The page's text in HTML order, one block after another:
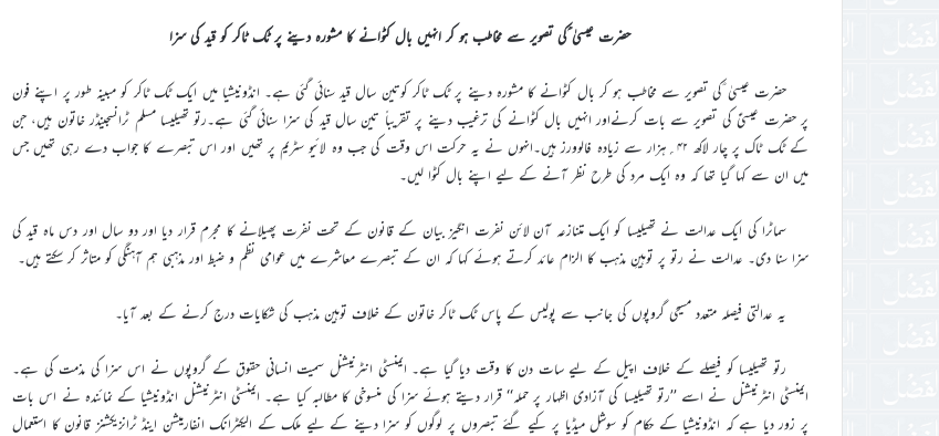
حضرت عیسیٰ ؑکی تصویر سے مخاطب ہو کر انہیں بال کٹوانے کا مشورہ دینے پر ٹک ٹاکر کو قید کی سزا
حضرت عیسیٰ ؑکی تصویر سے مخاطب ہو کر بال کٹوانے کا مشورہ دینے پر ٹک ٹاکر کوتین سال قید سنائی گئی ہے۔ انڈونیشیا میں ایک ٹک ٹاکر کو مبینہ طور پر اپنے فون
پر حضرت عیسیٰؑ کی تصویر سے بات کرنےاور انہیں بال کٹوانے کی ترغیب دینے پر تقریباً تین سال قید کی سزا سنائی گئی ہے۔رتو تھیلیسا مسلم ٹرانسجینڈر خاتون ہیں، جن
کے ٹک ٹاک پر چار لاکھ ۴۲؍ہزار سے زیادہ فالوورز ہیں۔انہوں نے یہ حرکت اس وقت کی جب وہ لائیو سٹریم پر تھیں اور اس تبصرے کا جواب دے رہی تھیں جس
میں ان سے کہا گیا تھا کہ وہ ایک مرد کی طرح نظر آنے کے لیے اپنے بال کٹوا لیں۔
سماٹرا کی ایک عدالت نے تھیلیسا کو ایک متنازعہ آن لائن نفرت انگیز بیان کے قانون کے تحت نفرت پھیلانے کا مجرم قرار دیا اور دو سال اور دس ماہ قید کی
سزا سنا دی۔ عدالت نے رتو پر توہینِ مذہب کا الزام عائد کرتے ہوئے کہا کہ ان کے تبصرے معاشرے میں عوامی نظم و ضبط اور مذہبی ہم آہنگی کو متاثر کر سکتے ہیں۔
یہ عدالتی فیصلہ متعدد مسیحی گروپوں کی جانب سے پولیس کے پاس ٹک ٹاکر خاتون کے خلاف توہین مذہب کی شکایات درج کرنے کے بعد آیا۔
رتو تھیلیسا کو فیصلے کے خلاف اپیل کے لیے سات دن کا وقت دیا گیا ہے۔ ایمنسٹی انٹرنیشنل سمیت انسانی حقوق کے گروپوں نے اس سزا کی مذمت کی ہے۔
ایمنسٹی انٹرنیشنل نے اسے ’’رتو تھیلیسا کی آزادی اظہار پر حملہ‘‘ قرار دیتے ہوئے سزا کی منسوخی کا مطالبہ کیا ہے۔ ایمنسٹی انٹرنیشنل انڈونیشیا کے نمائندہ نے اس بات
پر زور دیا ہے کہ انڈونیشیا کے حکام کو سوشل میڈیا پر کیے گئے تبصروں پر لوگوں کو سزا دینے کے لیے ملک کے الیکٹرانک انفارمیشن اینڈ ٹرانزیکشنز قانون کا استعمال